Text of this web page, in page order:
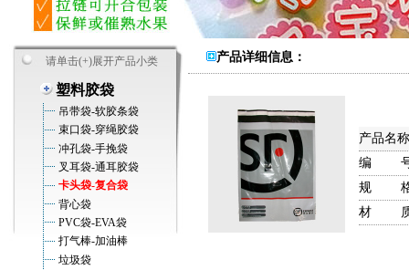
请单击(+)展开产品小类
塑料胶袋
吊带袋-软胶条袋
束口袋-穿绳胶袋
冲孔袋-手挽袋
叉耳袋-通耳胶袋
卡头袋-复合袋
背心袋
PVC袋-EVA袋
打气棒-加油棒
垃圾袋
产品详细信息：
产品名
编 号
规 格
材 质